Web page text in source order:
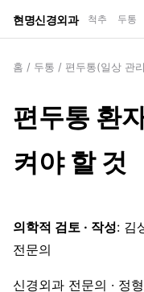
현명신경외과 척추 두통
홈 / 두통 / 편두통(일상 관
편두통 환
켜야 할 것
의학적 검토 · 작성: 김
전문의
신경외과 전문의 · 정